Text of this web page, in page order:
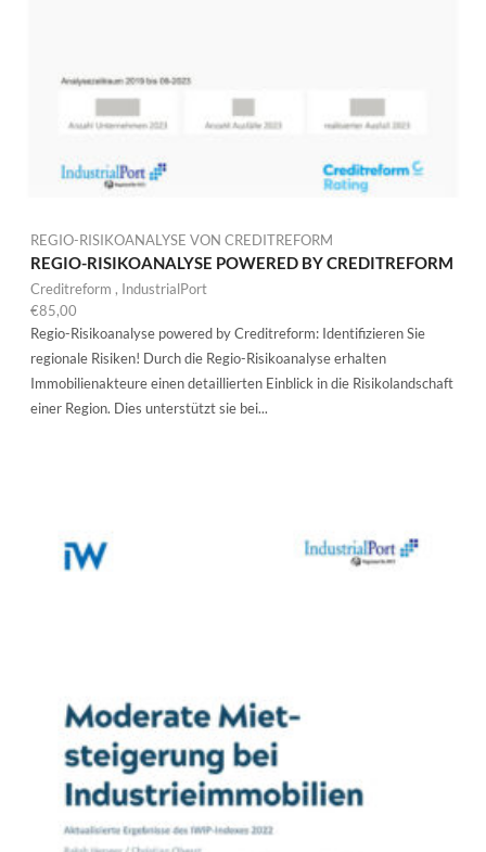
REGIO-RISIKOANALYSE VON CREDITREFORM
REGIO-RISIKOANALYSE POWERED BY CREDITREFORM
Creditreform , IndustrialPort
€85,00
Regio-Risikoanalyse powered by Creditreform: Identifizieren Sie
regionale Risiken! Durch die Regio-Risikoanalyse erhalten
Immobilienakteure einen detaillierten Einblick in die Risikolandschaft
einer Region. Dies unterstützt sie bei...